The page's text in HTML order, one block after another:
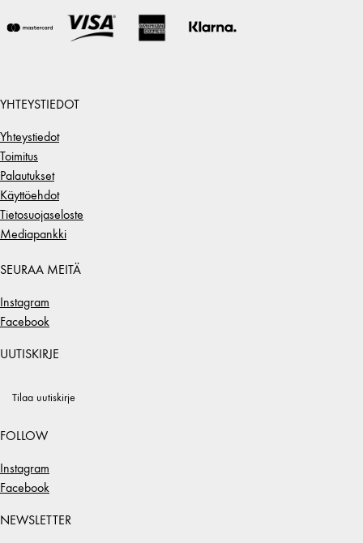
YHTEYSTIEDOT
Yhteystiedot
Toimitus
Palautukset
Käyttöehdot
Tietosuojaseloste
Mediapankki
SEURAA MEITÄ
Instagram
Facebook
UUTISKIRJE
Tilaa uutiskirje
FOLLOW
Instagram
Facebook
NEWSLETTER